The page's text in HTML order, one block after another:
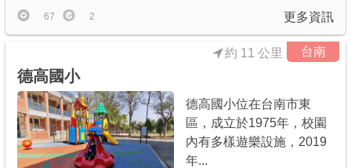
更多資訊
67 2
台南
德高國小
約 11 公里
德高國小位在台南市東
區，成立於1975年，校園
內有多樣遊樂設施，2019
年...